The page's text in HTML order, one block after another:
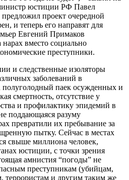
юстиции РФ Павел
проект очередной
и теперь его направят для
Евгений Примаков
нарах вместо социально
преступники.
и следственные изоляторы
заболеваний в
полуголодный паек осужденных и
смертность, отсутствие у
и профилактику эпидемий в
поддающаяся разуму
превратили их пребывание за
пытку. Сейчас в местах
свыше миллиона человек,
юстиции, с точки зрения
амнистия “погоды” не
преступникам (убийцам,
террористам и другим таким же